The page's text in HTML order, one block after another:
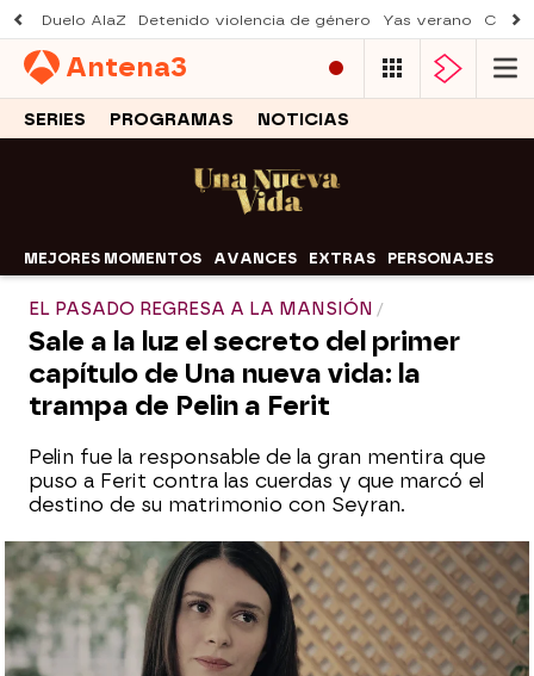
Duelo AlaZ Detenido violencia de género Yas verano
Antena3
SERIES PROGRAMAS NOTICIAS
MEJORES MOMENTOS AVANCES EXTRAS PERSONAJES
EL PASADO REGRESA A LA MANSIÓN
Sale a la luz el secreto del primer
capítulo de Una nueva vida: la
trampa de Pelin a Ferit
Pelin fue la responsable de la gran mentira que
puso a Ferit contra las cuerdas y que marcó el
destino de su matrimonio con Seyran.
Pelin defiende a Ferit y le recuerda que
será un gran padre: “Nunca me has
decepcionado”